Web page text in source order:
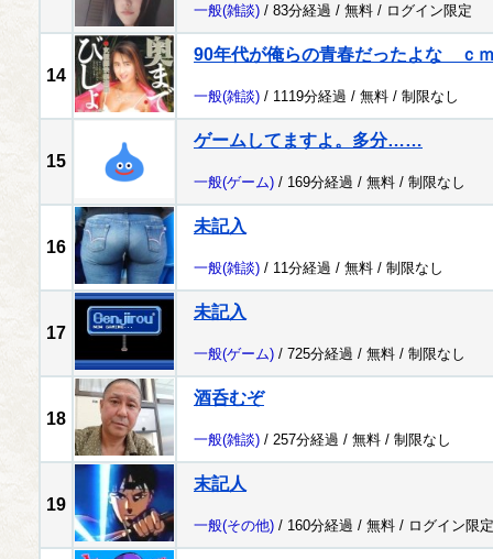
一般(雑談) / 83分経過 / 無料 / ログイン限定
14
90年代が俺らの青春だったよな ｃ
一般(雑談) / 1119分経過 / 無料 / 制限なし
15
ゲームしてますよ。多分……
一般(ゲーム) / 169分経過 / 無料 / 制限なし
16
未記入
一般(雑談) / 11分経過 / 無料 / 制限なし
17
未記入
一般(ゲーム) / 725分経過 / 無料 / 制限なし
18
酒呑むぞ
一般(雑談) / 257分経過 / 無料 / 制限なし
19
末記人
一般(その他) / 160分経過 / 無料 / ログイン限定